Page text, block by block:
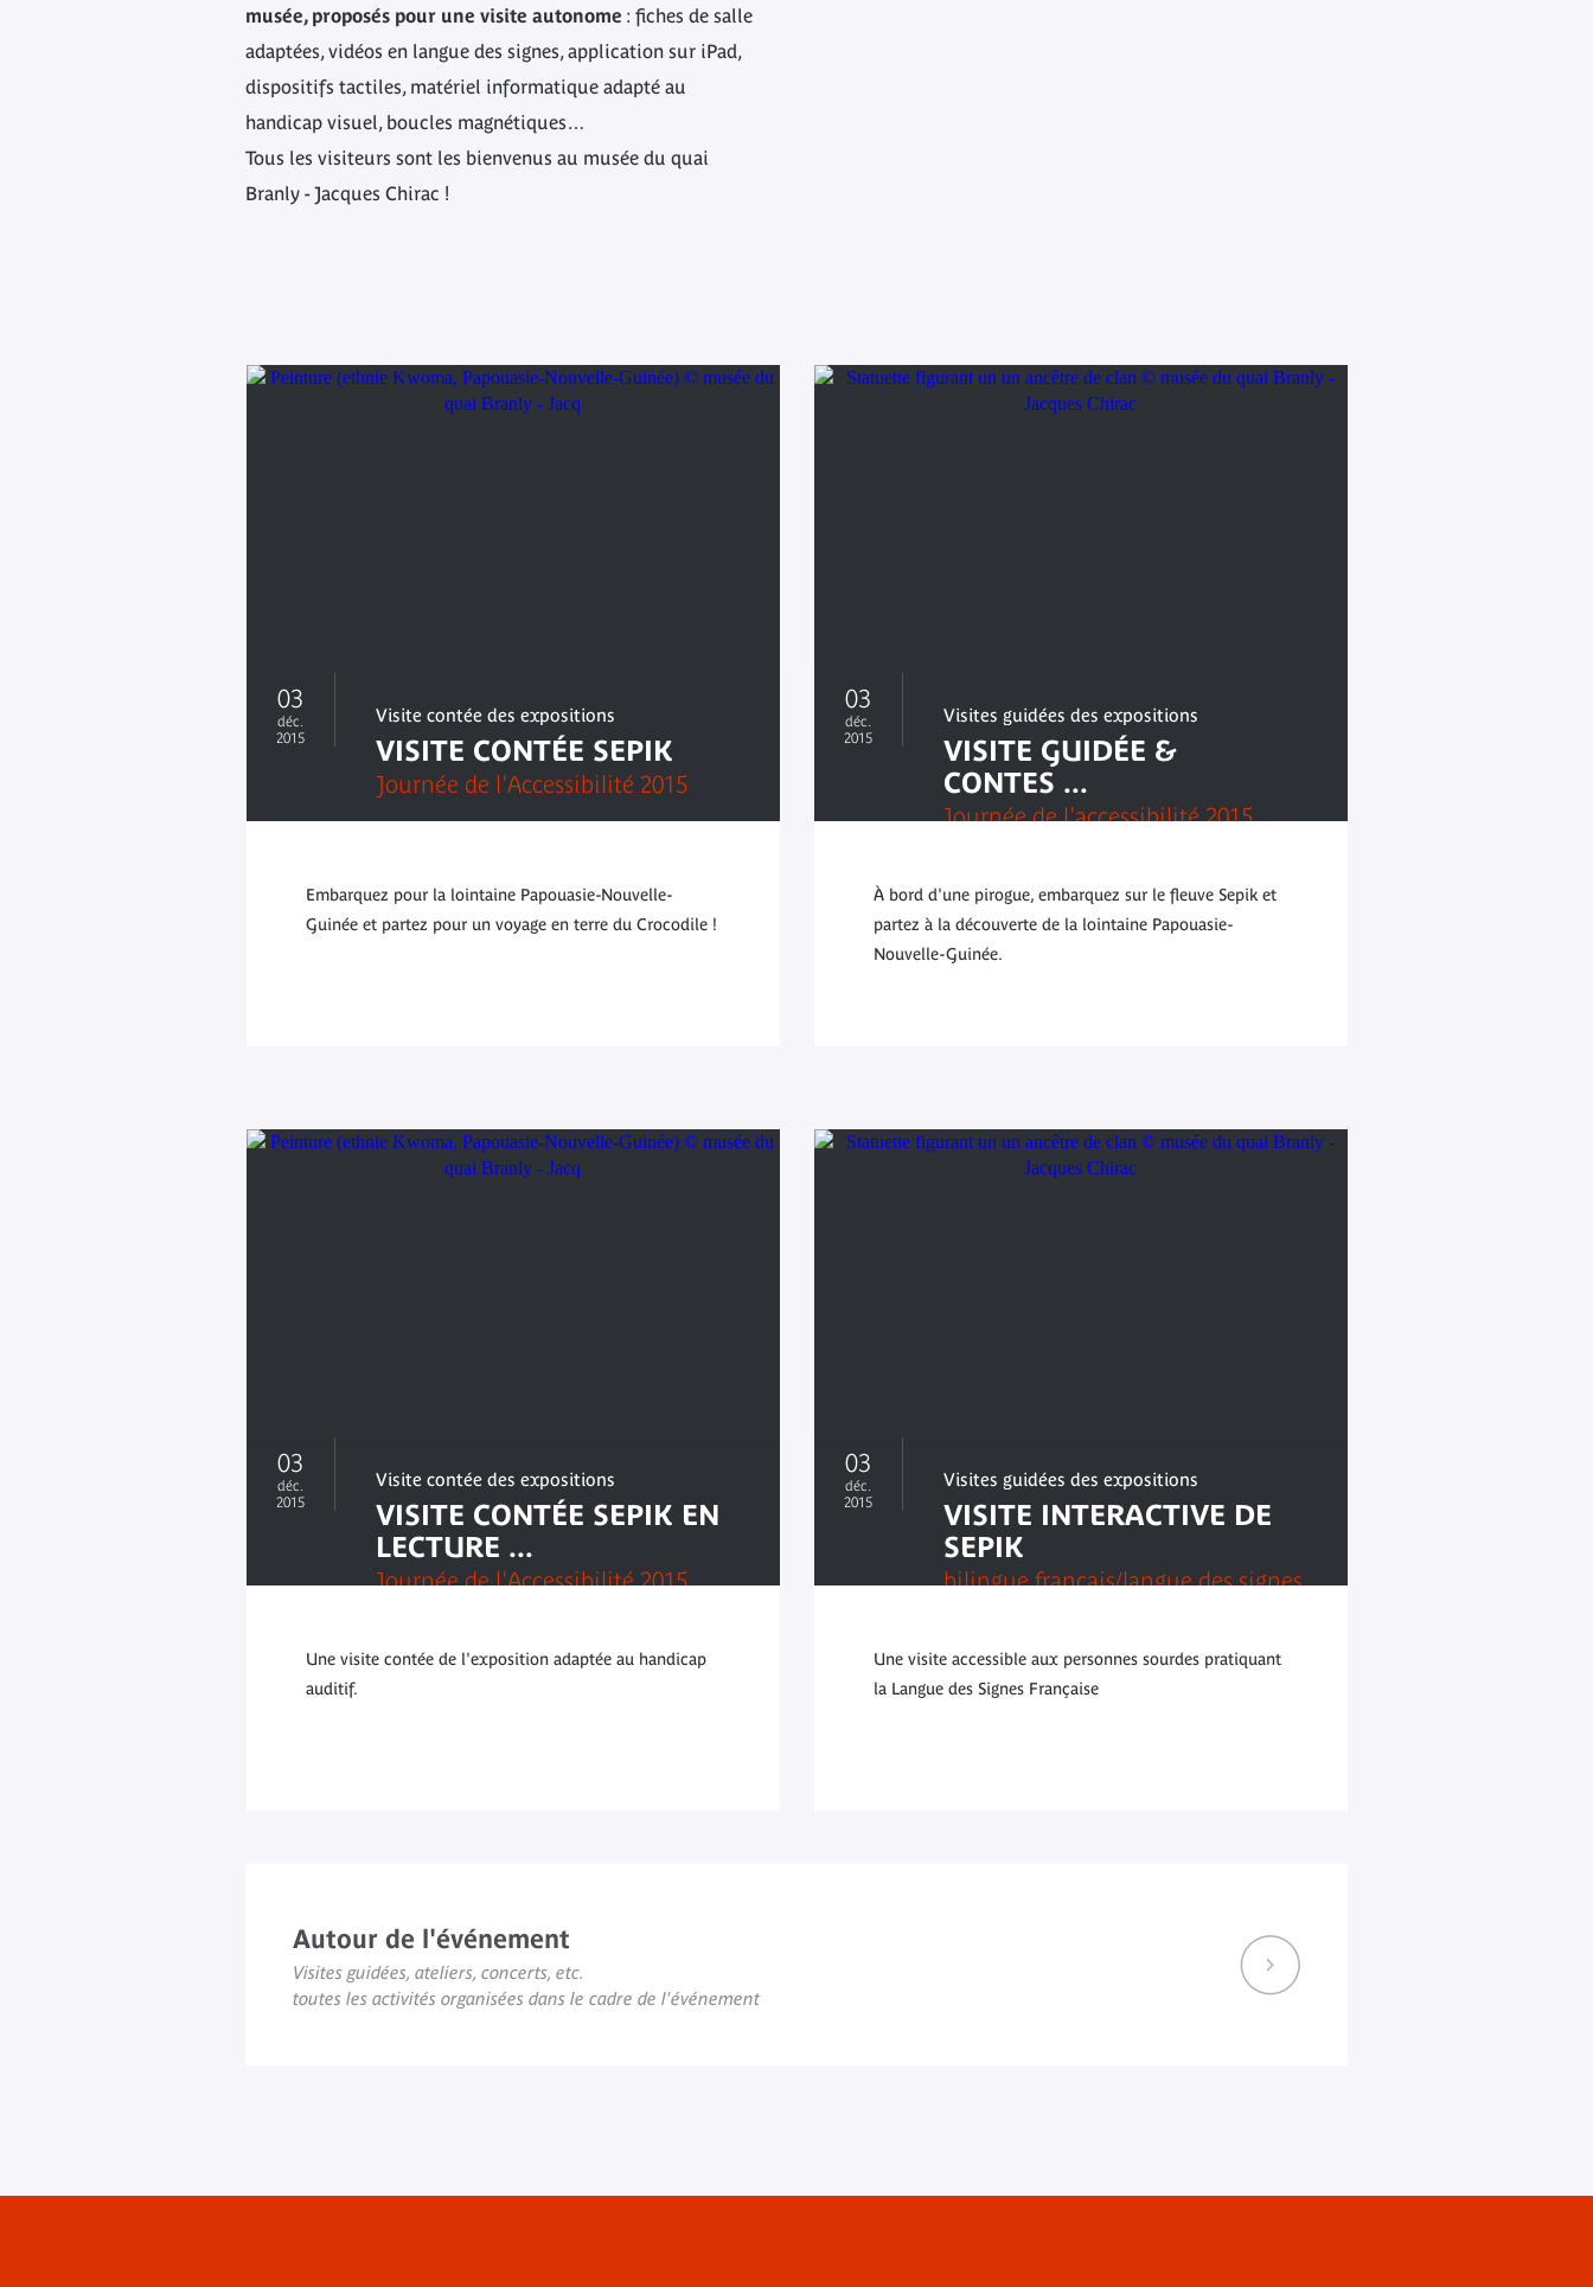
musée, proposés pour une visite autonome : fiches de salle
adaptées, vidéos en langue des signes, application sur iPad,
dispositifs tactiles, matériel informatique adapté au
handicap visuel, boucles magnétiques…
Tous les visiteurs sont les bienvenus au musée du quai
Branly - Jacques Chirac !
03
déc.
2015
Visite contée des expositions
VISITE CONTÉE SEPIK
Journée de l'Accessibilité 2015
Embarquez pour la lointaine Papouasie-Nouvelle-
Guinée et partez pour un voyage en terre du Crocodile !
03
déc.
2015
Visites guidées des expositions
VISITE GUIDÉE &
CONTES ...
Journée de l'accessibilité 2015
À bord d'une pirogue, embarquez sur le fleuve Sepik et
partez à la découverte de la lointaine Papouasie-
Nouvelle-Guinée.
03
déc.
2015
Visite contée des expositions
VISITE CONTÉE SEPIK EN
LECTURE ...
Journée de l'Accessibilité 2015
Une visite contée de l'exposition adaptée au handicap
auditif.
03
déc.
2015
Visites guidées des expositions
VISITE INTERACTIVE DE
SEPIK
bilingue français/langue des signes
Une visite accessible aux personnes sourdes pratiquant
la Langue des Signes Française
Autour de l'événement
Visites guidées, ateliers, concerts, etc.
toutes les activités organisées dans le cadre de l'événement